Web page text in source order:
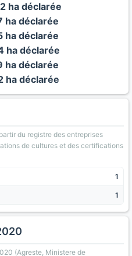
ha déclarée
ha déclarée
ha déclarée
ha déclarée
ha déclarée
ha déclarée
du registre des entreprises
de cultures et des certifications
1
1
(Agreste, Ministere de